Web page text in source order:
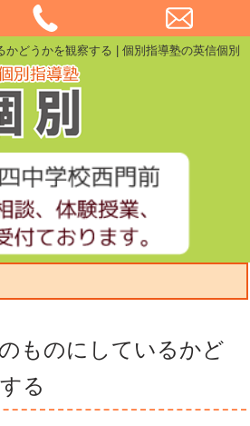
かどうかを観察する | 個別指導塾の英信個別
ものにしているかど
る